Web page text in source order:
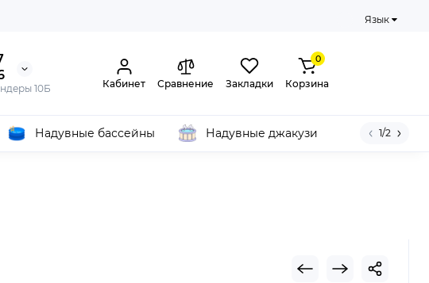
Язык
10Б Кабинет Сравнение Закладки
0
Корзина
Надувные бассейны Надувные джакузи 1/2